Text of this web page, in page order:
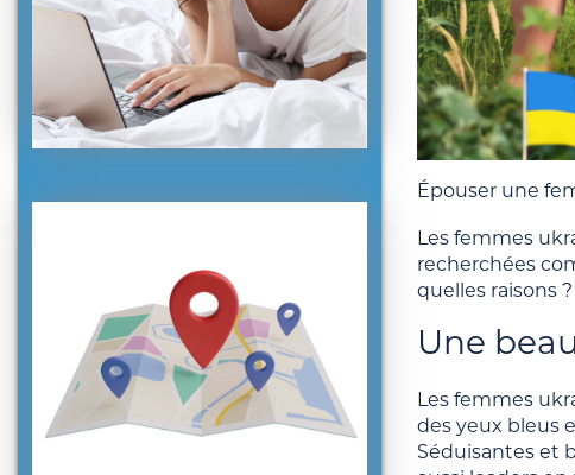
Épouser une
Les femmes
recherchées
quelles raisons ?
Une
Les femmes
des yeux bleus
Séduisantes et